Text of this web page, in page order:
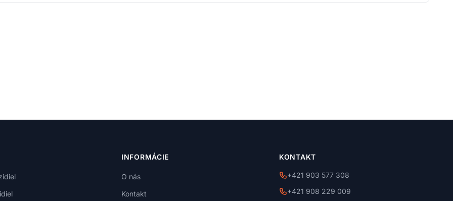
INFORMÁCIE
O nás
Kontakt
KONTAKT
+421 903 577 308
+421 908 229 009